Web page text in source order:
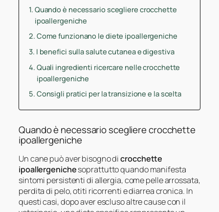
Quando è necessario scegliere crocchette
ipoallergeniche
Come funzionano le diete ipoallergeniche
I benefici sulla salute cutanea e digestiva
Quali ingredienti ricercare nelle crocchette
ipoallergeniche
Consigli pratici per la transizione e la scelta
Quando è necessario scegliere crocchette
ipoallergeniche
Un cane può aver bisogno dicrocchette
ipoallergenichesoprattutto quando manifesta
sintomi persistenti di allergia, come pelle arrossata,
perdita di pelo, otiti ricorrenti e diarrea cronica. In
questi casi, dopo aver escluso altre cause con il